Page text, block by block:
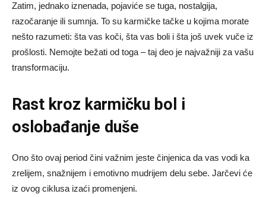
Zatim, jednako iznenada, pojaviće se tuga, nostalgija,
razočaranje ili sumnja. To su karmičke tačke u kojima morate
nešto razumeti: šta vas koči, šta vas boli i šta još uvek vuče iz
prošlosti. Nemojte bežati od toga – taj deo je najvažniji za vašu
transformaciju.
Rast kroz karmičku bol i
oslobađanje duše
Ono što ovaj period čini važnim jeste činjenica da vas vodi ka
zrelijem, snažnijem i emotivno mudrijem delu sebe. Jarčevi će
iz ovog ciklusa izaći promenjeni.